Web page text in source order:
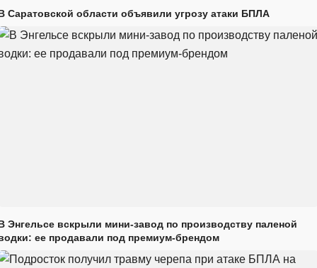
Саратовской области объявили угрозу атаки БПЛА
Энгельсе вскрыли мини-завод по производству паленой
ее продавали под премиум-брендом